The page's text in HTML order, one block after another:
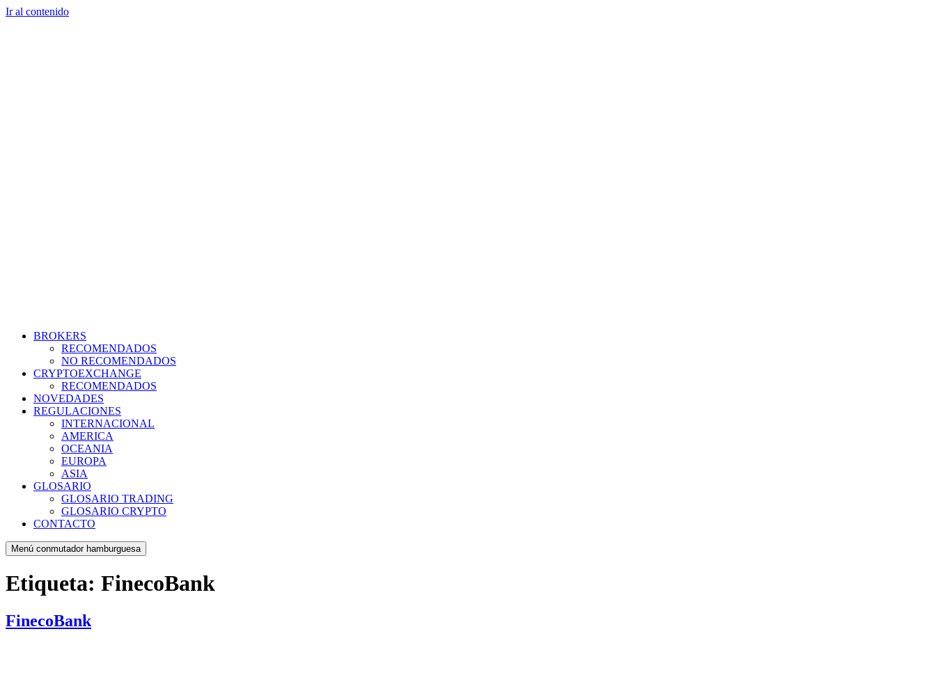
Ir al contenido
BROKERS
RECOMENDADOS
NO RECOMENDADOS
CRYPTOEXCHANGE
RECOMENDADOS
NOVEDADES
REGULACIONES
INTERNACIONAL
AMERICA
OCEANIA
EUROPA
ASIA
GLOSARIO
GLOSARIO TRADING
GLOSARIO CRYPTO
CONTACTO
Menú conmutador hamburguesa
Etiqueta: FinecoBank
FinecoBank